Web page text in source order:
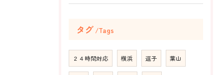
タグ Tags
２４時間対応 横浜 逗子 葉山